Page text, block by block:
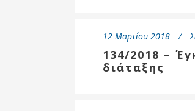
12 Μαρτίου 2018
134/2018 –
διάταξης